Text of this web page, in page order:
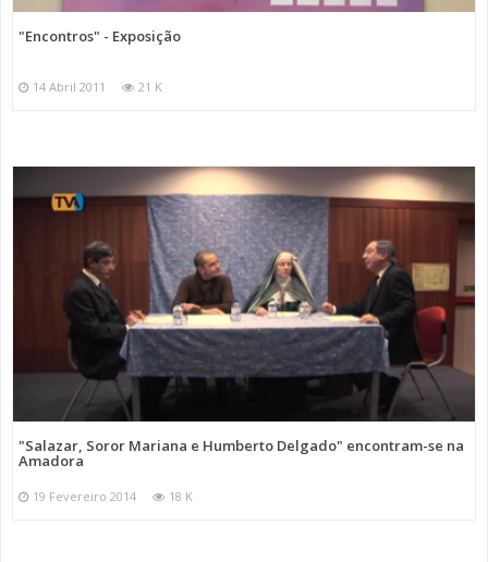
"Encontros" - Exposição
14 Abril 2011 21 K
"Salazar, Soror Mariana e Humberto Delgado" encontram-se na
Amadora
19 Fevereiro 2014 18 K